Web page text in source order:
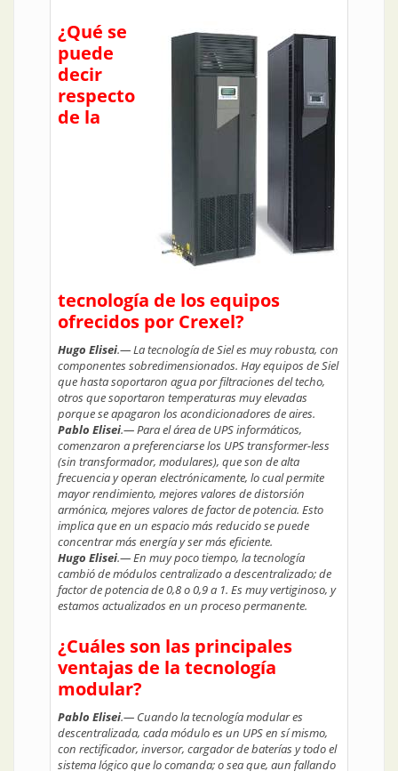
¿Qué se
puede
decir
respecto
de la
tecnología de los equipos
ofrecidos por Crexel?
Hugo Elisei.— La tecnología de Siel es muy robusta, con
componentes sobredimensionados. Hay equipos de Siel
que hasta soportaron agua por filtraciones del techo,
otros que soportaron temperaturas muy elevadas
porque se apagaron los acondicionadores de aires.
Pablo Elisei.— Para el área de UPS informáticos,
comenzaron a preferenciarse los UPS transformer-less
(sin transformador, modulares), que son de alta
frecuencia y operan electrónicamente, lo cual permite
mayor rendimiento, mejores valores de distorsión
armónica, mejores valores de factor de potencia. Esto
implica que en un espacio más reducido se puede
concentrar más energía y ser más eficiente.
Hugo Elisei.— En muy poco tiempo, la tecnología
cambió de módulos centralizado a descentralizado; de
factor de potencia de 0,8 o 0,9 a 1. Es muy vertiginoso, y
estamos actualizados en un proceso permanente.
¿Cuáles son las principales
ventajas de la tecnología
modular?
Pablo Elisei.— Cuando la tecnología modular es
descentralizada, cada módulo es un UPS en sí mismo,
con rectificador, inversor, cargador de baterías y todo el
sistema lógico que lo comanda; o sea que, aun fallando